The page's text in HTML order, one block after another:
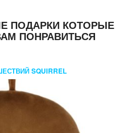
ПОДАРКИ КОТОРЫЕ
ПОНРАВИТЬСЯ
SQUIRREL